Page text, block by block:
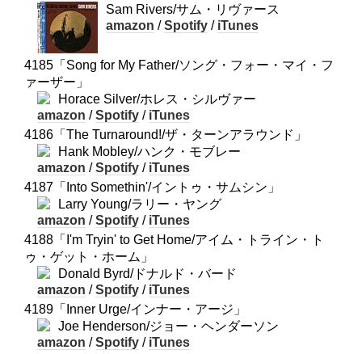
Sam Rivers/サム・リヴァース
amazon /Spotify / iTunes
4185「Song for My Father/ソング・フォー・マイ・フ
ァーザー」
Horace Silver/ホレス・シルヴァー
amazon /Spotify / iTunes
4186「The Turnaround!/ザ・ターンアラウンド」
Hank Mobley/ハンク・モブレー
amazon /Spotify / iTunes
4187「Into Somethin'/イントゥ・サムシン」
Larry Young/ラリー・ヤング
amazon /Spotify / iTunes
4188「I'm Tryin' to Get Home/アイム・トライン・ト
ゥ・ゲット・ホーム」
Donald Byrd/ドナルド・バード
amazon /Spotify / iTunes
4189「Inner Urge/インナー・アージ」
Joe Henderson/ジョー・ヘンダーソン
amazon /Spotify / iTunes